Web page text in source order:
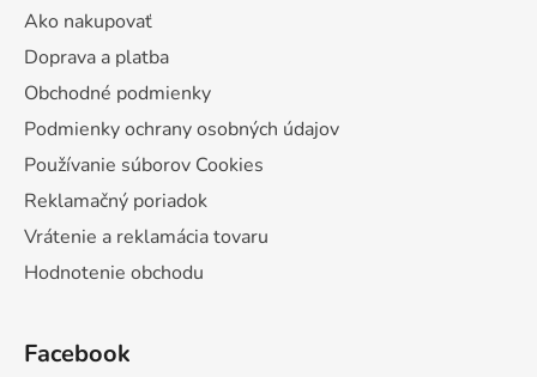
Ako nakupovať
Doprava a platba
Obchodné podmienky
Podmienky ochrany osobných údajov
Používanie súborov Cookies
Reklamačný poriadok
Vrátenie a reklamácia tovaru
Hodnotenie obchodu
Facebook